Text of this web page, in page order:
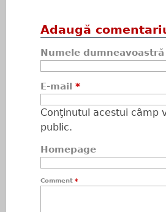
Adaugă
Numele dumneavoastră
E-mail *
Conţinutul acestui câmp
public.
Homepage
Comment *